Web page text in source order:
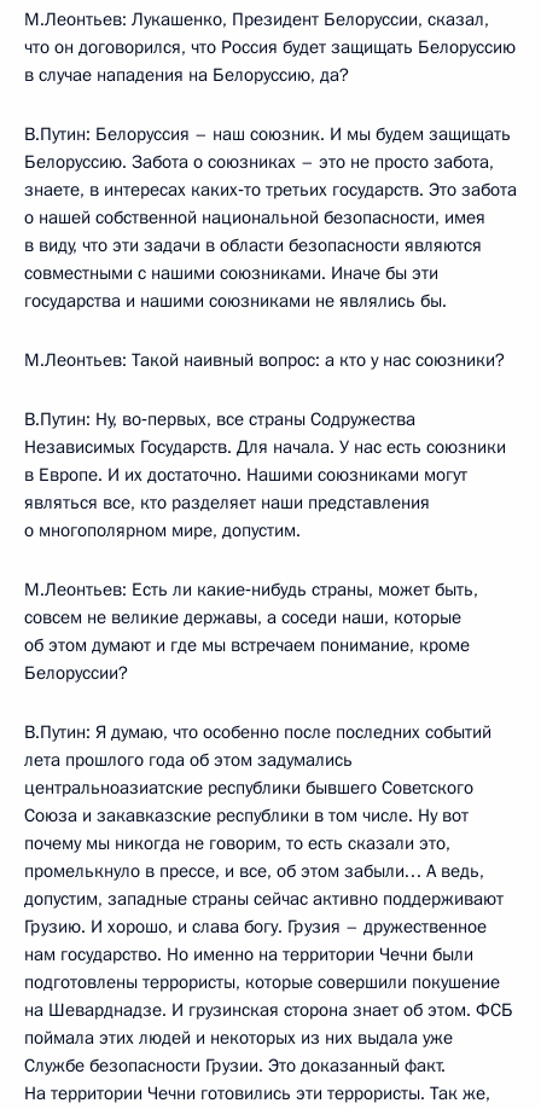
М.Леонтьев: Лукашенко, Президент Белоруссии, сказал,
что он договорился, что Россия будет защищать Белоруссию
в случае нападения на Белоруссию, да?
В.Путин: Белоруссия – наш союзник. И мы будем защищать
Белоруссию. Забота о союзниках – это не просто забота,
знаете, в интересах каких‑то третьих государств. Это забота
о нашей собственной национальной безопасности, имея
в виду, что эти задачи в области безопасности являются
совместными с нашими союзниками. Иначе бы эти
государства и нашими союзниками не являлись бы.
М.Леонтьев: Такой наивный вопрос: а кто у нас союзники?
В.Путин: Ну, во‑первых, все страны Содружества
Независимых Государств. Для начала. У нас есть союзники
в Европе. И их достаточно. Нашими союзниками могут
являться все, кто разделяет наши представления
о многополярном мире, допустим.
М.Леонтьев: Есть ли какие‑нибудь страны, может быть,
совсем не великие державы, а соседи наши, которые
об этом думают и где мы встречаем понимание, кроме
Белоруссии?
В.Путин: Я думаю, что особенно после последних событий
лета прошлого года об этом задумались
центральноазиатские республики бывшего Советского
Союза и закавказские республики в том числе. Ну вот
почему мы никогда не говорим, то есть сказали это,
промелькнуло в прессе, и все, об этом забыли… А ведь,
допустим, западные страны сейчас активно поддерживают
Грузию. И хорошо, и слава богу. Грузия – дружественное
нам государство. Но именно на территории Чечни были
подготовлены террористы, которые совершили покушение
на Шеварднадзе. И грузинская сторона знает об этом. ФСБ
поймала этих людей и некоторых из них выдала уже
Службе безопасности Грузии. Это доказанный факт.
На территории Чечни готовились эти террористы. Так же,